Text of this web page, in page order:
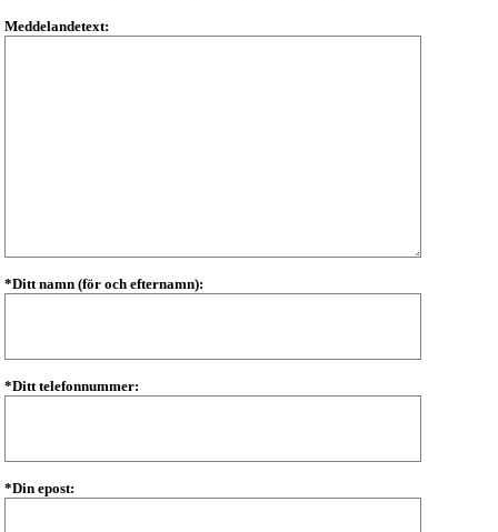
Meddelandetext:
*Ditt namn (för och efternamn):
*Ditt telefonnummer:
*Din epost: